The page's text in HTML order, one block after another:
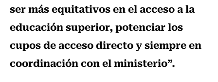
ser más equitativos en el acceso a la
educación superior, potenciar los
cupos de acceso directo y siempre en
coordinación con el ministerio”.